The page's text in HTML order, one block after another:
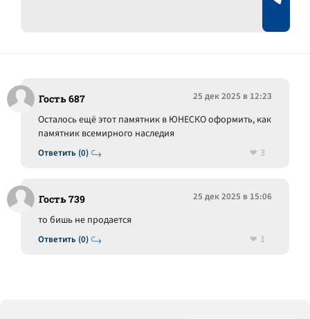
Гость 687 25 дек 2025 в 12:23
Ответить (0)
Осталось ещё этот памятник в ЮНЕСКО оформить, как
памятник всемирного наследия
3
Гость 739 25 дек 2025 в 15:06
Ответить (0)
то бишь не продается
1